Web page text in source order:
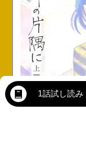
1話試し読み